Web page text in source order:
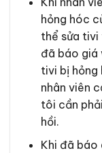
hỏng hóc
thể sửa
đã báo giá
tivi bị hỏng
nhân viên
tôi cần
hồi.
Khi đã báo